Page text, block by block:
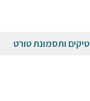
טיקים ותסמונת טורט